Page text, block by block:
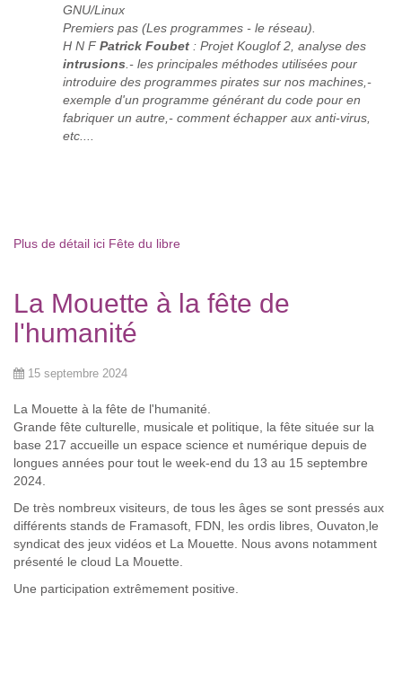
GNU/Linux
Premiers pas (Les programmes - le réseau).
H N F Patrick Foubet : Projet Kouglof 2, analyse des
intrusions .- les principales méthodes utilisées pour
introduire des programmes pirates sur nos machines,-
exemple d'un programme générant du code pour en
fabriquer un autre,- comment échapper aux anti-virus,
etc....
Plus de détail ici Fête du libre
La Mouette à la fête de
l'humanité
15 septembre 2024
La Mouette à la fête de l'humanité.
Grande fête culturelle, musicale et politique, la fête située sur la
base 217 accueille un espace science et numérique depuis de
longues années pour tout le week-end du 13 au 15 septembre
2024.
De très nombreux visiteurs, de tous les âges se sont pressés aux
différents stands de Framasoft, FDN, les ordis libres, Ouvaton,le
syndicat des jeux vidéos et La Mouette. Nous avons notamment
présenté le cloud La Mouette.
Une participation extrêmement positive.